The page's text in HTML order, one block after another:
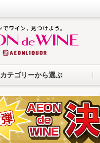
カテゴリーから選ぶ